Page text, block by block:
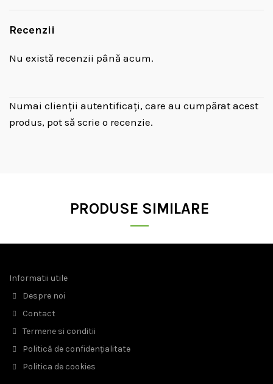
Recenzii
Nu există recenzii până acum.
Numai clienții autentificați, care au cumpărat acest
produs, pot să scrie o recenzie.
PRODUSE SIMILARE
Informatii utile
Despre noi
Contact
Termene si conditii
Politică de confidențialitate
Politica de cookies